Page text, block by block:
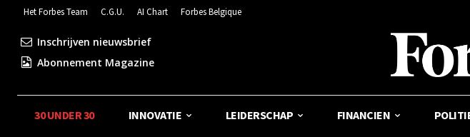
Het Forbes Team C.G.U. AI Chart Forbes Belgique
Inschrijven nieuwsbrief
Abonnement Magazine
30 UNDER 30 INNOVATIE LEIDERSCHAP FINANCIEN